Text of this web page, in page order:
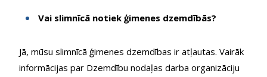
Vai slimnīcā notiek ģimenes dzemdībās?
Jā, mūsu slimnīcā ģimenes dzemdības ir atļautas. Vairāk
informācijas par Dzemdību nodaļas darba organizāciju